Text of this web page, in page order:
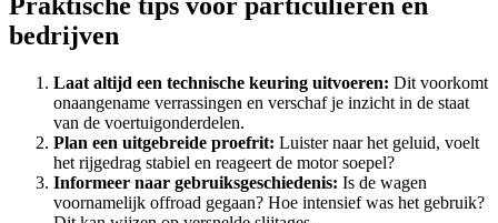
bedrijven
Laat altijd een technische keuring uitvoeren: Dit voorkomt
onaangename verrassingen en verschaf je inzicht in de staat
van de voertuigonderdelen.
Plan een uitgebreide proefrit: Luister naar het geluid, voelt
het rijgedrag stabiel en reageert de motor soepel?
Informeer naar gebruiksgeschiedenis: Is de wagen
voornamelijk offroad gegaan? Hoe intensief was het gebruik?